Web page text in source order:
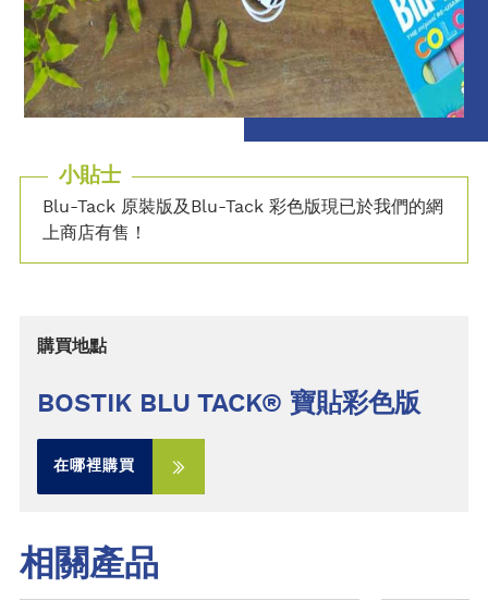
小貼士
Blu-Tack 原裝版及Blu-Tack 彩色版現已於我們的網
上商店有售！
購買地點
BOSTIK BLU TACK® 寶貼彩色版
在哪裡購買
相關產品